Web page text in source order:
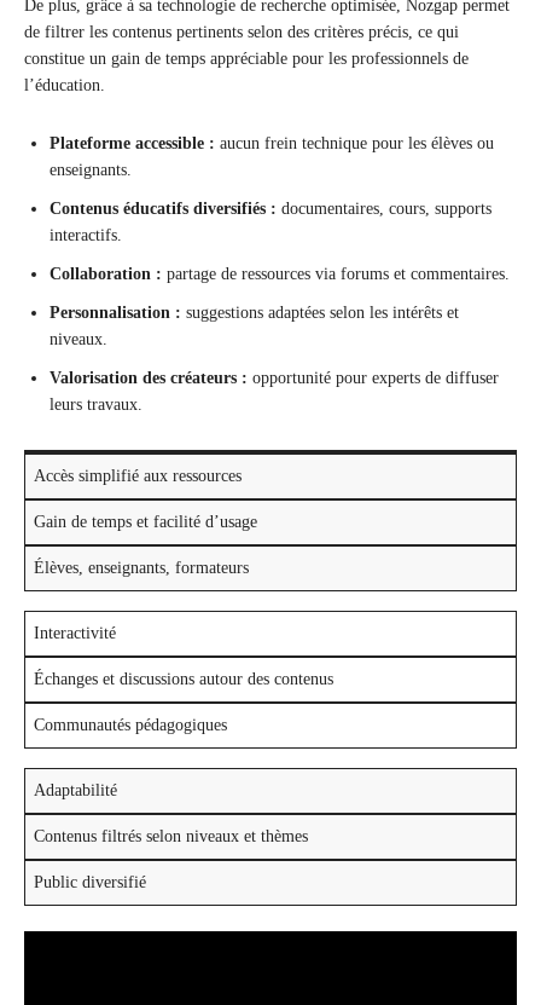
De plus, grâce à sa technologie de recherche optimisée, Nozgap permet
de filtrer les contenus pertinents selon des critères précis, ce qui
constitue un gain de temps appréciable pour les professionnels de
l’éducation.
Plateforme accessible : aucun frein technique pour les élèves ou
enseignants.
Contenus éducatifs diversifiés : documentaires, cours, supports
interactifs.
Collaboration : partage de ressources via forums et commentaires.
Personnalisation : suggestions adaptées selon les intérêts et
niveaux.
Valorisation des créateurs : opportunité pour experts de diffuser
leurs travaux.
Accès simplifié aux ressources
Gain de temps et facilité d’usage
Élèves, enseignants, formateurs
Interactivité
Échanges et discussions autour des contenus
Communautés pédagogiques
Adaptabilité
Contenus filtrés selon niveaux et thèmes
Public diversifié